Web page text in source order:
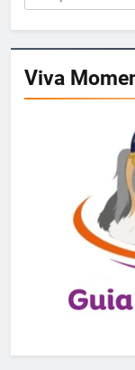
por:
Viva